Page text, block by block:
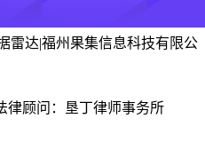
雷达|福州果集信息科技有限公
律顾问：垦丁律师事务所